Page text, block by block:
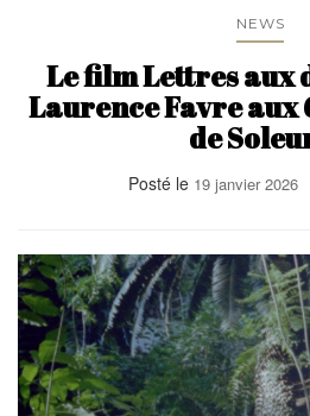
NEWS
Le film Lettres aux
Laurence Favre aux
de
Posté le 19 janvier 2026